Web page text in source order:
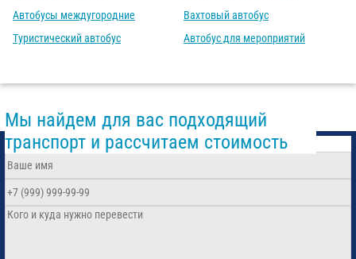
Автобусы междугородние
Туристический автобус
Вахтовый автобус
Автобус для мероприятий
Мы найдем для вас подходящий
транспорт и рассчитаем стоимость